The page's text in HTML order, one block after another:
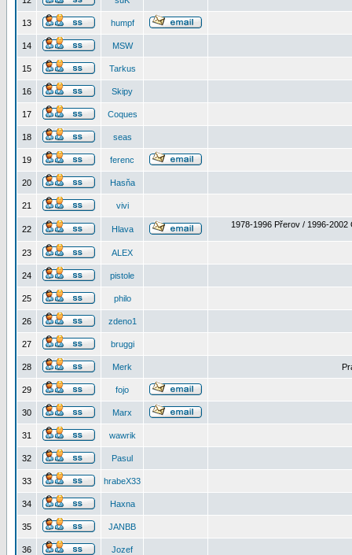
13 humpf
14 MSW
15 Tarkus
16 Skipy
17 Coques
18 seas
19 ferenc
20 Hasňa
21 vivi
22 Hlava 1978-1996 Přerov / 1996-2002
23 ALEX
24 pistole
25 philo
26 zdeno1
27 bruggi
28 Merk
29 fojo
30 Marx
31 wawrik
32 Pasul
33 hrabeX33
34 Haxna
35 JANBB
36 Jozef